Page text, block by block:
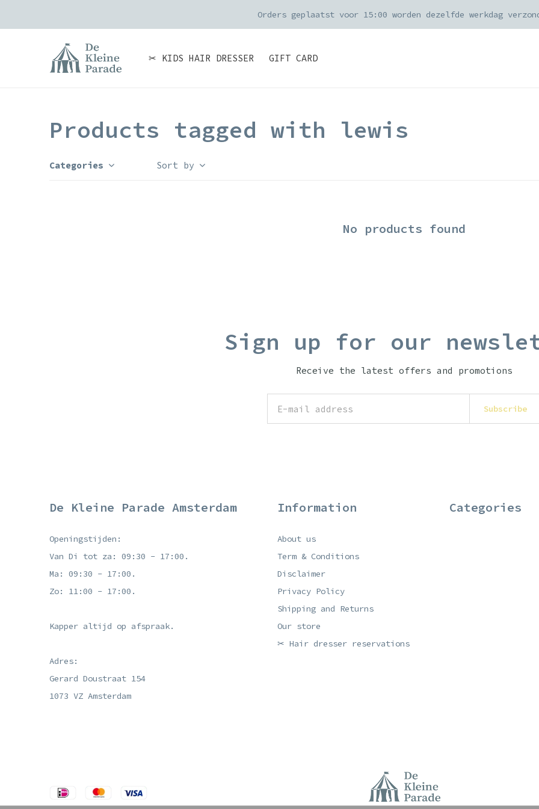
✂ KIDS HAIR DRESSER GIFT CARD
Orders geplaatst voor 15:00 worden dezelfde werkdag
Products tagged with lewis
Categories Sort by
No products found
Sign up for our
Receive the latest offers and promotions
Subscribe
De Kleine Parade Amsterdam
Openingstijden:
Van Di tot za: 09:30 - 17:00.
Ma: 09:30 - 17:00.
Zo: 11:00 - 17:00.
Kapper altijd op afspraak.
Adres:
Gerard Doustraat 154
1073 VZ Amsterdam
Information
About us
Term & Conditions
Disclaimer
Privacy Policy
Shipping and Returns
Our store
✂ Hair dresser reservations
Categories